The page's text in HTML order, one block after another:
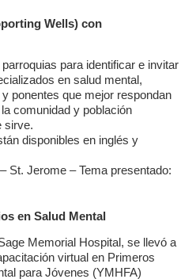
Wells) con
para identificar e invitar
en salud mental,
ponentes que mejor respondan
comunidad y población
sirve.
disponibles en inglés y
St. Jerome – Tema presentado:
en Salud Mental
Memorial Hospital, se llevó a
virtual en Primeros
para Jóvenes (YMHFA)